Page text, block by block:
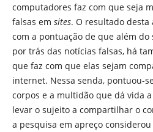
computadores faz com que seja
falsas em sites. O resultado
com a pontuação de que além
por trás das notícias falsas, há
que faz com que elas sejam
internet. Nessa senda, pontuou-
corpos e a multidão que dá vida
levar o sujeito a compartilhar o
a pesquisa em apreço